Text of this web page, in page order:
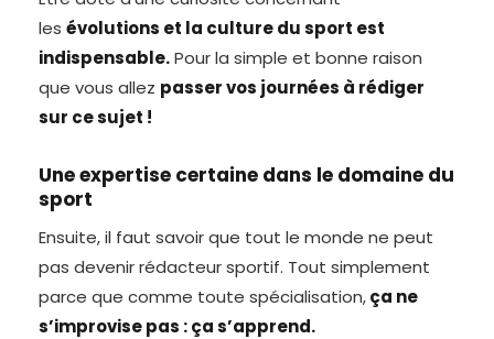
les évolutions et la culture du sport est
indispensable.Pour la simple et bonne raison
que vous allez passer vos journées à rédiger
sur ce sujet !
Une expertise certaine dans le domaine du
sport
Ensuite, il faut savoir que tout le monde ne peut
pas devenir rédacteur sportif. Tout simplement
parce que comme toute spécialisation,ça ne
s’improvise pas : ça s’apprend.